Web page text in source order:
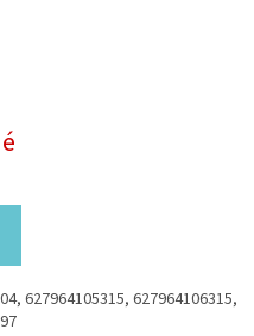
627964105315, 627964106315,